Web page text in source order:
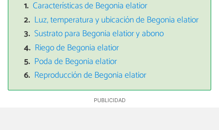
Características de Begonia elatior
Luz, temperatura y ubicación de Begonia elatior
Sustrato para Begonia elatior y abono
Riego de Begonia elatior
Poda de Begonia elatior
Reproducción de Begonia elatior